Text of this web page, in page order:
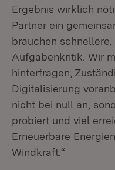
Ergebnis wirklich
Partner ein
brauchen
Aufgabenkritik. Wir
hinterfragen,
Digitalisierung
nicht bei null an,
probiert und viel
Erneuerbare
Windkraft.“